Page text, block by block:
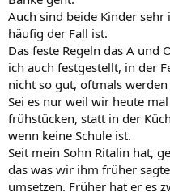
Auch sind beide Kinder sehr
häufig der Fall ist.
Das feste Regeln das A und
ich auch festgestellt, in der
nicht so gut, oftmals
Sei es nur weil wir heute
frühstücken, statt in der
wenn keine Schule ist.
Seit mein Sohn Ritalin hat,
das was wir ihm früher
umsetzen. Früher hat er es